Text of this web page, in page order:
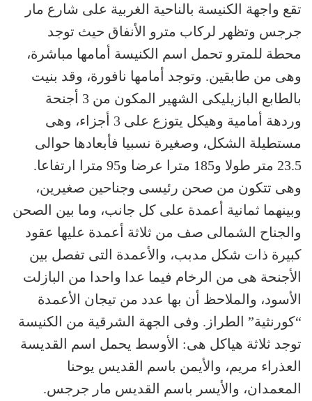
تقع واجهة الكنيسة بالناحية الغربية على شارع مار
جرجس وتظهر لركاب مترو الأنفاق حيث توجد
محطة للمترو تحمل اسم الكنيسة أمامها مباشرة،
وهى من طابقين. وتوجد أمامها نافورة، وقد بنيت
بالطابع البازيليكى الشهير المكون من 3 أجنحة
وردهة أمامية وهيكل يتوزع على 3 أجزاء، وهى
مستطيلة الشكل، وصغيرة نسبيا فأبعادها حوالى
23.5 متر طولا و185 مترا عرضا و95 مترا ارتفاعا.
وهى تتكون من صحن رئيسى وجناحين صغيرين،
وبينهما ثمانية أعمدة على كل جانب، وما بين الصحن
والجناح الشمالى صف من ثلاثة أعمدة عليها عقود
كبيرة ذات شكل مدبب، والأعمدة التى تفصل بين
الأجنحة هى من الرخام فيما عدا واحدا من البازلت
الأسود، والملاحظ أن بها عدد من تيجان الأعمدة
“كورنثية” الطراز. وفى الجهة الشرقية من الكنيسة
توجد ثلاثة هياكل هى: الأوسط يحمل اسم القديسة
العذراء مريم، والأيمن باسم القديس يوحنا
المعمدان، والأيسر باسم القديس مار جرجس.